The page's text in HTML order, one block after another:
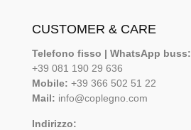
CUSTOMER & CARE
Telefono fisso | WhatsApp buss:
+39 081 190 29 636
Mobile: +39 366 502 51 22
Mail: info@coplegno.com
Indirizzo: